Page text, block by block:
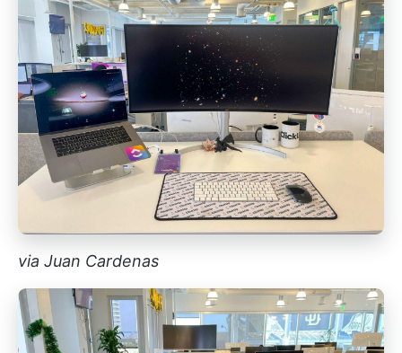
via Juan Cardenas